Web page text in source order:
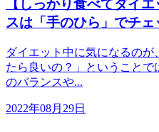
【しっかり食べてダイ
スは「手のひら」でチェ
ダイエット中に気になるの
たら良いの？」ということ
のバランスや...
2022年08月29日